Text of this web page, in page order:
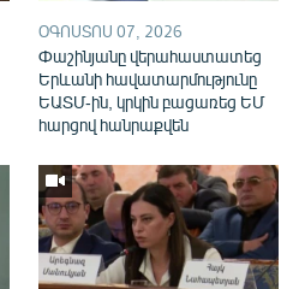
ՕԳՈՍՏՈՍ 07, 2026
Փաշինյանը վերահաստատեց
Երևանի հավատարմությունը
ԵԱՏՄ-ին, կրկին բացառեց ԵՄ
հարցով հանրաքվեն